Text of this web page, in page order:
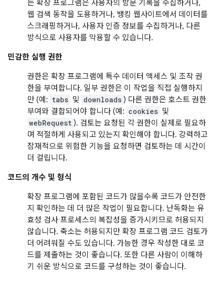
는 확장 프로그램은 사용자의 방문 기록을 수집하거나,
웹 검색 동작을 도용하거나, 뱅킹 웹사이트에서 데이터를
스크래핑하거나, 사용자 인증 정보를 수집하거나, 다른
방식으로 사용자를 악용할 수 있습니다.
민감한 실행 권한
권한은 확장 프로그램에 특수 데이터 액세스 및 조작 권
한을 부여합니다. 일부 권한은 이 작업을 직접 실행하지
만 (예: tabs 및 downloads ) 다른 권한은 호스트 권한
부여와 결합되어야 합니다 (예: cookies 및
webRequest ). 검토는 요청된 각 권한이 실제로 필요하
며 적절하게 사용되고 있는지 확인해야 합니다. 강력하고
잠재적으로 위험한 기능을 요청하면 검토하는 데 시간이
더 걸립니다.
코드의 개수 및 형식
확장 프로그램에 포함된 코드가 많을수록 코드가 안전한
지 확인하는 데 더 많은 작업이 필요합니다. 난독화는 유
효성 검사 프로세스의 복잡성을 증가시키므로 허용되지
않습니다. 축소는 허용되지만 확장 프로그램 코드 검토가
더 어려워질 수도 있습니다. 가능한 경우 작성한 대로 코
드를 제출하는 것이 좋습니다. 또한 다른 사람이 이해하
기 쉬운 방식으로 코드를 구성하는 것이 좋습니다.